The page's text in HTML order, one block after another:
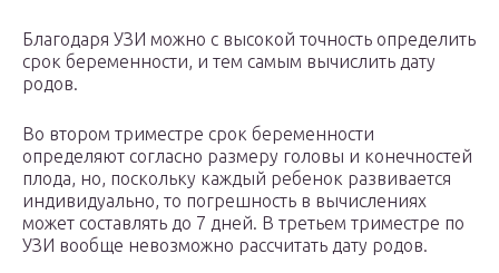
Благодаря УЗИ можно с высокой точность определить
срок беременности, и тем самым вычислить дату
родов.
Во втором триместре срок беременности
определяют согласно размеру головы и конечностей
плода, но, поскольку каждый ребенок развивается
индивидуально, то погрешность в вычислениях
может составлять до 7 дней. В третьем триместре по
УЗИ вообще невозможно рассчитать дату родов.